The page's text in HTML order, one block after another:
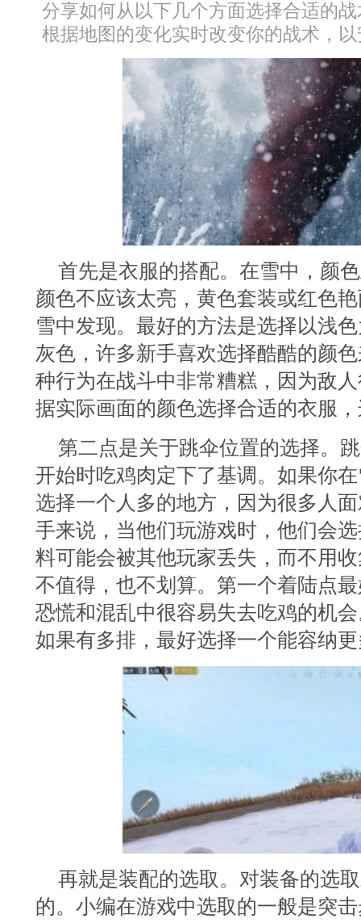
分享如何从以下几个方面选择合适的
根据地图的变化实时改变你的战术，
首先是衣服的搭配。在雪中，颜
颜色不应该太亮，黄色套装或红色
雪中发现。最好的方法是选择以浅
灰色，许多新手喜欢选择酷酷的颜
种行为在战斗中非常糟糕，因为敌
据实际画面的颜色选择合适的衣服
第二点是关于跳伞位置的选择。
开始时吃鸡肉定下了基调。如果你
选择一个人多的地方，因为很多人
手来说，当他们玩游戏时，他们会
料可能会被其他玩家丢失，而不用
不值得，也不划算。第一个着陆点
恐慌和混乱中很容易失去吃鸡的机
如果有多排，最好选择一个能容纳
再就是装配的选取。对装备的选
的。小编在游戏中选取的一般是突